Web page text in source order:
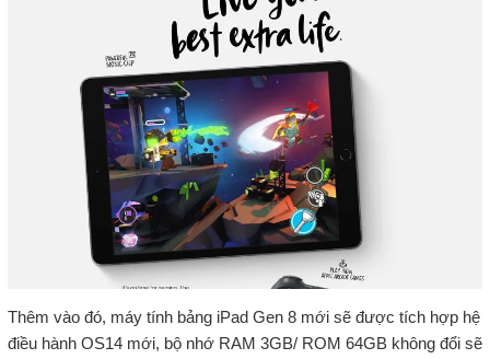
Thêm vào đó, máy tính bảng iPad Gen 8 mới sẽ được tích hợp hệ
điều hành OS14 mới, bộ nhớ RAM 3GB/ ROM 64GB không đổi sẽ